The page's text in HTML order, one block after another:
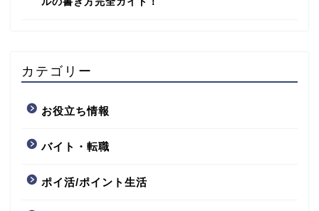
カテゴリー
お役立ち情報
バイト・転職
ポイ活/ポイント生活